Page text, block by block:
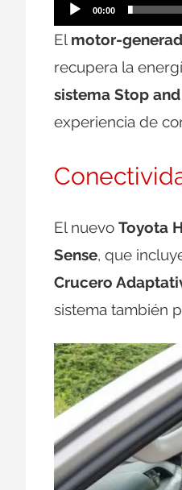
00:00
El motor-
recupera la
sistema Stop
experiencia de
El nuevo Toyota
Sense, que
Crucero
sistema también